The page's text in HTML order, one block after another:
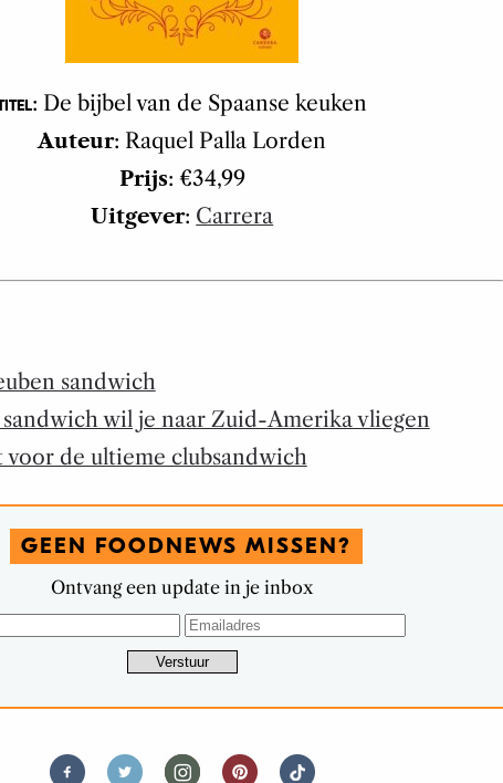
: De bijbel van de Spaanse keuken
Auteur: Raquel Palla Lorden
Prijs: €34,99
Uitgever: Carrera
sandwich
wil je naar Zuid-Amerika vliegen
voor de ultieme clubsandwich
GEEN FOODNEWS MISSEN?
Ontvang een update in je inbox